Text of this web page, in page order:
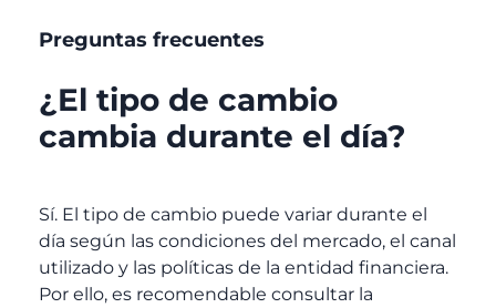
Preguntas frecuentes
¿El tipo de cambio
cambia durante el día?
Sí. El tipo de cambio puede variar durante el
día según las condiciones del mercado, el canal
utilizado y las políticas de la entidad financiera.
Por ello, es recomendable consultar la